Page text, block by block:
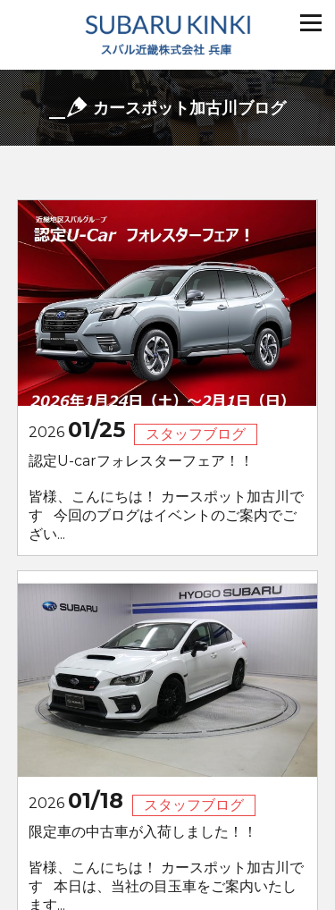
カースポット加古川ブログ
2026 01/25
スタッフブログ
認定U-carフォレスターフェア！！
皆様、こんにちは！ カースポット加古川で
す 今回のブログはイベントのご案内でご
ざい...
2026 01/18
スタッフブログ
限定車の中古車が入荷しました！！
皆様、こんにちは！ カースポット加古川で
す 本日は、当社の目玉車をご案内いたし
ます...